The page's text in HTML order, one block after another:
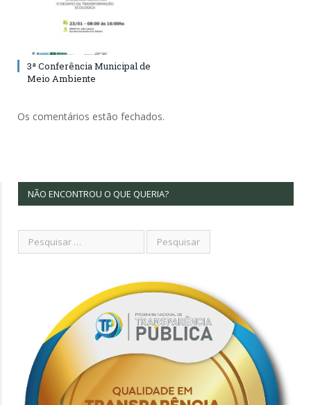
3ª Conferência Municipal de
Meio Ambiente
Os comentários estão fechados.
NÃO ENCONTROU O QUE QUERIA?